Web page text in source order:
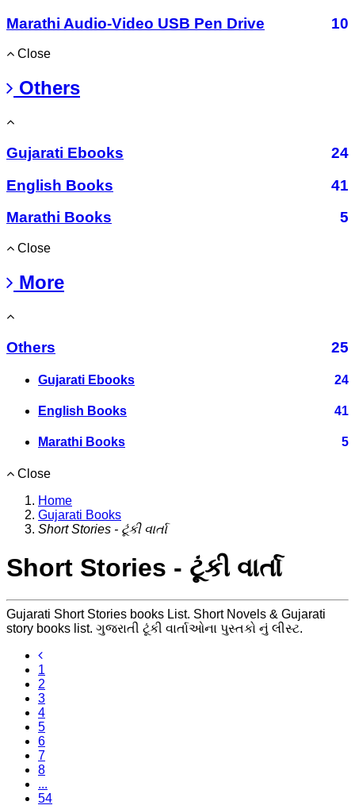
Marathi Audio-Video USB Pen Drive
10
Close
Others
Gujarati Ebooks
24
English Books
41
Marathi Books
5
Close
More
Others 25
Gujarati Ebooks 24
English Books 41
Marathi Books 5
Close
Home
Gujarati Books
Short Stories - ટૂંકી વાર્તા
Short Stories - ટૂંકી વાર્તા
Gujarati Short Stories books List. Short Novels & Gujarati
story books list. ગુજરાતી ટૂંકી વાર્તાઓના પુસ્તકો નું લીસ્ટ.
1
2
3
4
5
6
7
8
...
54